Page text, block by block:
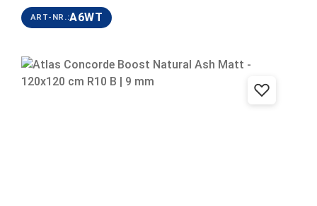
ART-NR.:A6WT
Bildergalerie überspringen